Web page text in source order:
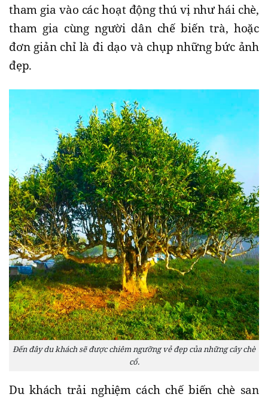
tham gia vào các hoạt động thú vị như hái chè,
tham gia cùng người dân chế biến trà, hoặc
đơn giản chỉ là đi dạo và chụp những bức ảnh
đẹp.
Đến đây du khách sẽ được chiêm ngưỡng vẻ đẹp của những cây chè
cổ.
Du khách trải nghiệm cách chế biến chè san